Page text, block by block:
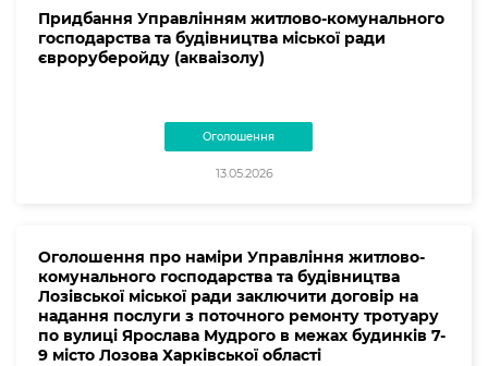
Придбання Управлінням житлово-комунального
господарства та будівництва міської ради
євроруберойду (акваізолу)
Оголошення
13.05.2026
Оголошення про наміри Управління житлово-
комунального господарства та будівництва
Лозівської міської ради заключити договір на
надання послуги з поточного ремонту тротуару
по вулиці Ярослава Мудрого в межах будинків 7-
9 місто Лозова Харківської області